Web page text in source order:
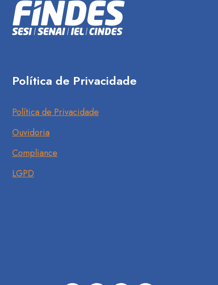
Política de Privacidade
Política de Privacidade
Ouvidoria
Compliance
LGPD